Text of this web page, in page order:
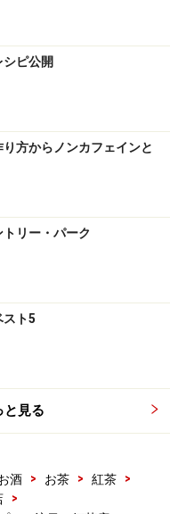
ピ公開
方からノンカフェインと
リー・パーク
ト5
と見る
酒 > お茶 > 紅茶
>
>